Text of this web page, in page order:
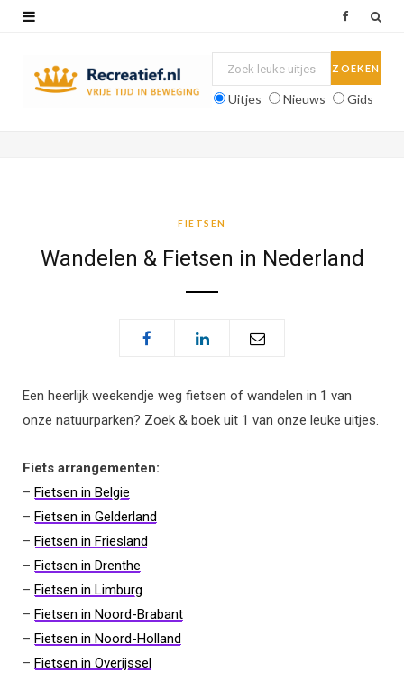
Uitjes Nieuws Gids
FIETSEN
Wandelen & Fietsen in Nederland
Een heerlijk weekendje weg fietsen of wandelen in 1 van
onze natuurparken? Zoek & boek uit 1 van onze leuke uitjes.
Fiets arrangementen:
– Fietsen in Belgie
– Fietsen in Gelderland
– Fietsen in Friesland
– Fietsen in Drenthe
– Fietsen in Limburg
– Fietsen in Noord-Brabant
– Fietsen in Noord-Holland
– Fietsen in Overijssel